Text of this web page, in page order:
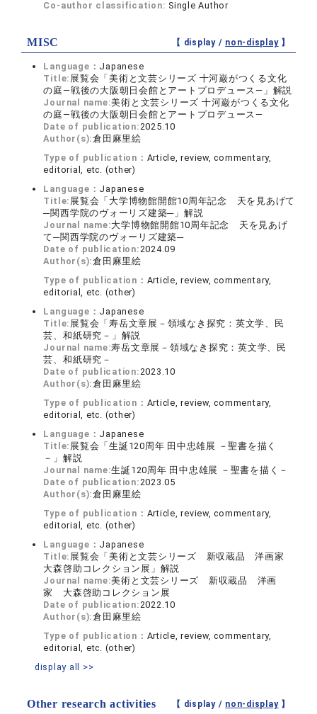
Co-author classification: Single Author
MISC 【 display / non-display】
Language： Japanese
Title: 展覧会「美術と文芸シリーズ 十河巌がつくる文化
の庭―戦後の大阪朝日会館とアートプロデュース―」解説
Journal name:美術と文芸シリーズ 十河巌がつくる文化
の庭―戦後の大阪朝日会館とアートプロデュース―
Date of publication:2025.10
Author(s):倉田麻里絵
Type of publication： Article, review, commentary,
editorial, etc. (other)
Language： Japanese
Title: 展覧会「大学博物館開館10周年記念 天を見あげて
─関西学院のヴォーリズ建築─」解説
Journal name:大学博物館開館10周年記念 天を見あげ
て─関西学院のヴォーリズ建築─
Date of publication:2024.09
Author(s):倉田麻里絵
Type of publication： Article, review, commentary,
editorial, etc. (other)
Language： Japanese
Title: 展覧会「寿岳文章展－領域なき探究：英文学、民
芸、和紙研究－」解説
Journal name:寿岳文章展－領域なき探究：英文学、民
芸、和紙研究－
Date of publication:2023.10
Author(s):倉田麻里絵
Type of publication： Article, review, commentary,
editorial, etc. (other)
Language： Japanese
Title: 展覧会「生誕120周年 田中忠雄展 －聖書を描く
－」解説
Journal name:生誕120周年 田中忠雄展 －聖書を描く－
Date of publication:2023.05
Author(s):倉田麻里絵
Type of publication： Article, review, commentary,
editorial, etc. (other)
Language： Japanese
Title: 展覧会「美術と文芸シリーズ 新収蔵品 洋画家
大森啓助コレクション展」解説
Journal name:美術と文芸シリーズ 新収蔵品 洋画
家 大森啓助コレクション展
Date of publication:2022.10
Author(s):倉田麻里絵
Type of publication： Article, review, commentary,
editorial, etc. (other)
display all >>
Other research activities 【 display / non-display】